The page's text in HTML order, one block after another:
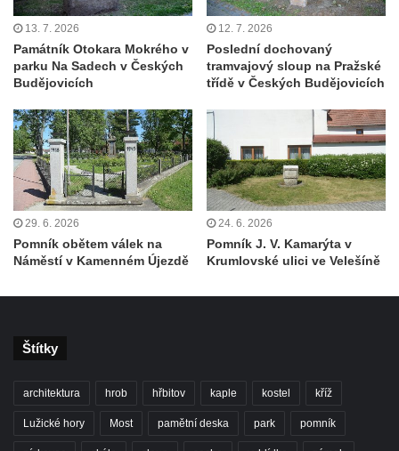
u Pěnčína
Kenotaf Emila Posselta na hřbitově v
Krásné u Pěnčína
Kenotaf Edmunda Andera na hřbitově v
Hřbitovní kaple rodiny Fiedler na hřbitově v
Teplicích nad Metují
Kenotaf Franze Ruseho na hřbitově v
Teplicích nad Metují
v Teplicích nad Metují
Kenotaf Augusta Michela na hřbitově v
13. 7. 2026
Památník Otokara Mokrého v
parku Na Sadech v Českých
Budějovicích
12. 7. 2026
Poslední dochovaný
tramvajový sloup na Pražské
třídě v Českých Budějovicích
29. 6. 2026
Pomník obětem válek na
Náměstí v Kamenném Újezdě
24. 6. 2026
Pomník J. V. Kamarýta v
Krumlovské ulici ve Velešíně
Štítky
architektura hrob hřbitov kaple kostel kříž
Lužické hory Most pamětní deska park pomník